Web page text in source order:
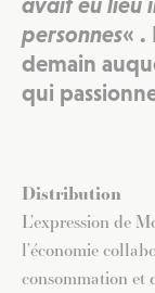
avait eu lieu
personnes« .
demain
qui
Distribution
L’expression de
l’économie
consommation et